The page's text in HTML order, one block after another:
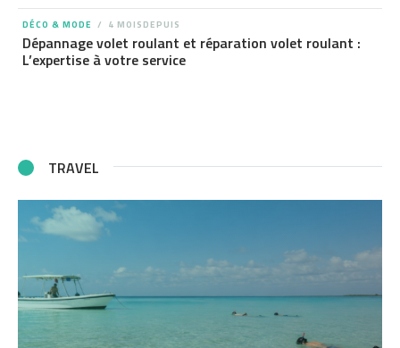
DÉCO & MODE 4 MOISDEPUIS
Dépannage volet roulant et réparation volet roulant :
L’expertise à votre service
TRAVEL